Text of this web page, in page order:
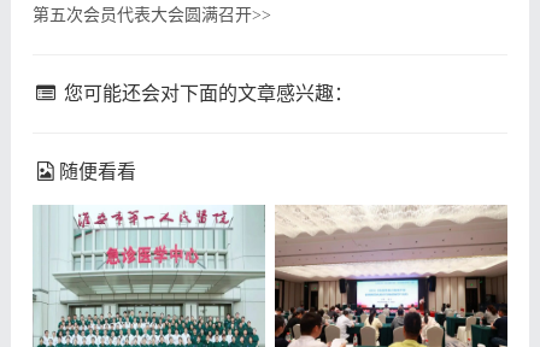
第五次会员代表大会圆满召开>>
您可能还会对下面的文章感兴趣：
随便看看